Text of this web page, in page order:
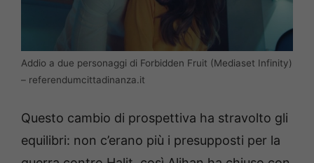
Addio a due personaggi di Forbidden Fruit (Mediaset Infinity)
– referendumcittadinanza.it
Questo cambio di prospettiva ha stravolto gli
equilibri: non c’erano più i presupposti per la